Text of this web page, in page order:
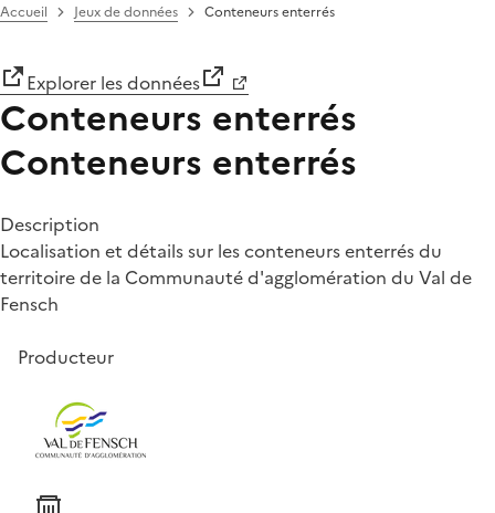
Accueil Jeux de données Conteneurs enterrés
Explorer les données
Conteneurs enterrés
Conteneurs enterrés
Description
Localisation et détails sur les conteneurs enterrés du
territoire de la Communauté d'agglomération du Val de
Fensch
Producteur